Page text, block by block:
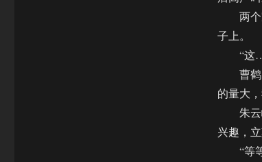
两个家
子上。
“这……
曹鹤阳
的量大
朱云峰
兴趣，
“等等